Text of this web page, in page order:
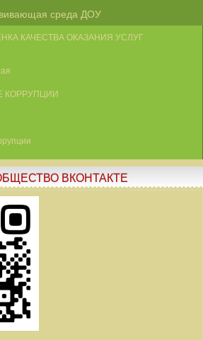
среда ДОУ
КАЧЕСТВА ОКАЗАНИЯ УСЛУГ
КОРРУПЦИИ
ВКОНТАКТЕ